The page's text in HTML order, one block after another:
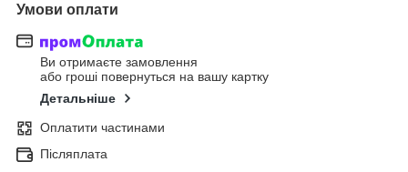
Умови оплати
Ви отримаєте замовлення
або гроші повернуться на вашу картку
Детальніше
Оплатити частинами
Післяплата